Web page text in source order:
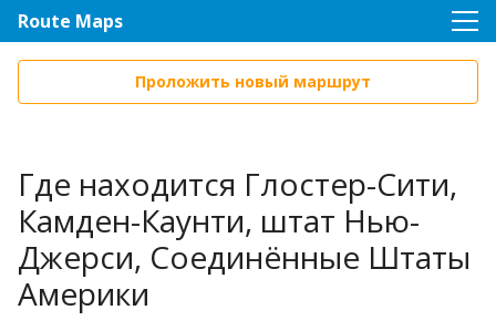
Route Maps
Проложить новый маршрут
Где находится Глостер-Сити,
Камден-Каунти, штат Нью-
Джерси, Соединённые Штаты
Америки